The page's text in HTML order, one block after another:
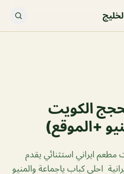
الكويت
+الموقع)
ايراني استثنائي يقدم
احلي كباب ياجماعة والمنيو